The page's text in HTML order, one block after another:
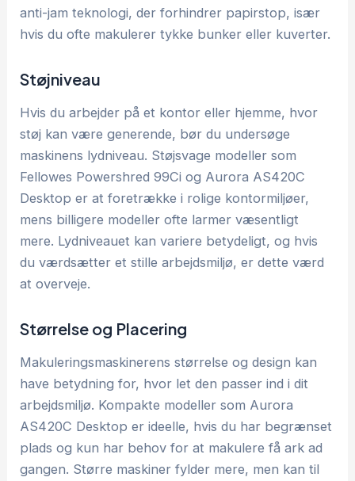
anti-jam teknologi, der forhindrer papirstop, især
hvis du ofte makulerer tykke bunker eller kuverter.
Støjniveau
Hvis du arbejder på et kontor eller hjemme, hvor
støj kan være generende, bør du undersøge
maskinens lydniveau. Støjsvage modeller som
Fellowes Powershred 99Ci og Aurora AS420C
Desktop er at foretrække i rolige kontormiljøer,
mens billigere modeller ofte larmer væsentligt
mere. Lydniveauet kan variere betydeligt, og hvis
du værdsætter et stille arbejdsmiljø, er dette værd
at overveje.
Størrelse og Placering
Makuleringsmaskinerens størrelse og design kan
have betydning for, hvor let den passer ind i dit
arbejdsmiljø. Kompakte modeller som Aurora
AS420C Desktop er ideelle, hvis du har begrænset
plads og kun har behov for at makulere få ark ad
gangen. Større maskiner fylder mere, men kan til